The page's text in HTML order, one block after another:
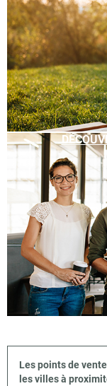
Les points de
les villes à